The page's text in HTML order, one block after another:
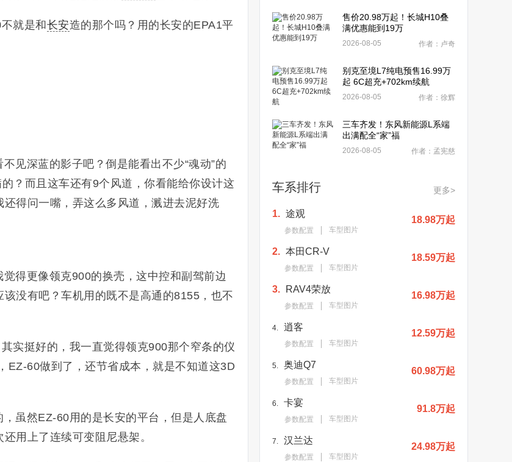
就是和长安造的那个吗？用的长安的EPA1平
见深蓝的影子吧？倒是能看出不少“魂动”的
？而且这车还有9个风道，你看能给你设计这
还得问一嘴，弄这么多风道，溅进去泥好洗
得更像领克900的换壳，这中控和副驾前边
没有吧？车机用的既不是高通的8155，也不
实挺好的，我一直觉得领克900那个窄条的仪
EZ-60做到了，还节省成本，就是不知道这3D
虽然EZ-60用的是长安的平台，但是人底盘
用上了连续可变阻尼悬架。
售价20.98万起！长城H10叠
满优惠能到19万
2026-08-05 作者：卢奇
别克至境L7纯电预售16.99万
起 6C超充+702km续航
2026-08-05 作者：徐辉
三车齐发！东风新能源L系端
出满配全“家”福
2026-08-05 作者：孟宪慈
车系排行 更多>
1. 途观
参数配置 车型图片
18.98万起
2. 本田CR-V
参数配置 车型图片
18.59万起
3. RAV4荣放
参数配置 车型图片
16.98万起
4. 逍客
参数配置 车型图片
12.59万起
5. 奥迪Q7
参数配置 车型图片
60.98万起
6. 卡宴
参数配置 车型图片
91.8万起
7. 汉兰达
参数配置 车型图片
24.98万起